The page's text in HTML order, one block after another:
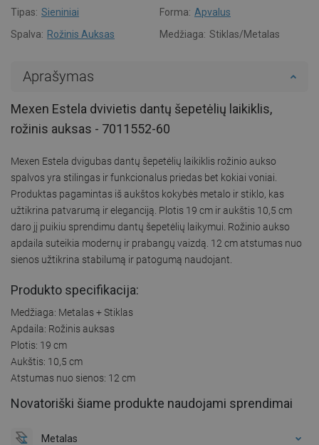
Tipas: Sieniniai Forma: Apvalus
Spalva: Rožinis Auksas Medžiaga: Stiklas/Metalas
Aprašymas
Mexen Estela dvivietis dantų šepetėlių laikiklis,
rožinis auksas - 7011552-60
Mexen Estela dvigubas dantų šepetėlių laikiklis rožinio aukso
spalvos yra stilingas ir funkcionalus priedas bet kokiai voniai.
Produktas pagamintas iš aukštos kokybės metalo ir stiklo, kas
užtikrina patvarumą ir eleganciją. Plotis 19 cm ir aukštis 10,5 cm
daro jį puikiu sprendimu dantų šepetėlių laikymui. Rožinio aukso
apdaila suteikia modernų ir prabangų vaizdą. 12 cm atstumas nuo
sienos užtikrina stabilumą ir patogumą naudojant.
Produkto specifikacija:
Medžiaga: Metalas + Stiklas
Apdaila: Rožinis auksas
Plotis: 19 cm
Aukštis: 10,5 cm
Atstumas nuo sienos: 12 cm
Novatoriški šiame produkte naudojami sprendimai
Metalas